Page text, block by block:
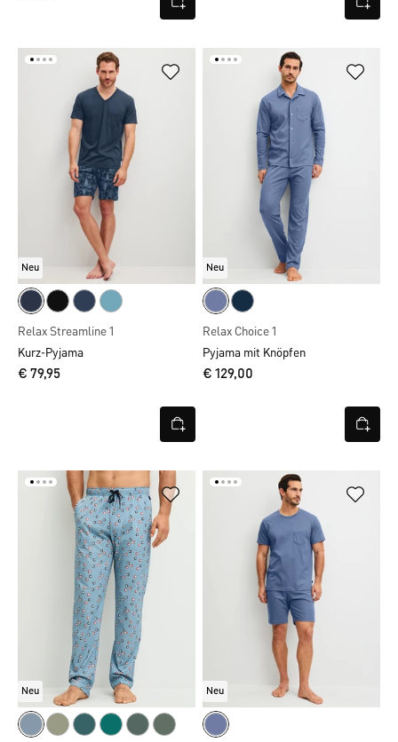
Neu
Relax Streamline 1
Kurz-Pyjama
€ 79,95
Neu
Relax Choice 1
Pyjama mit Knöpfen
€ 129,00
Neu Neu